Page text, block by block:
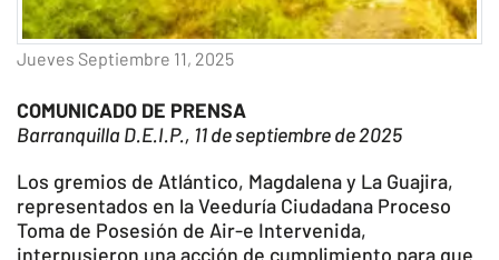
Jueves Septiembre 11, 2025
COMUNICADO DE PRENSA
Barranquilla D.E.I.P., 11 de septiembre de 2025
Los gremios de Atlántico, Magdalena y La Guajira,
representados en la Veeduría Ciudadana Proceso
Toma de Posesión de Air-e Intervenida,
interpusieron una acción de cumplimiento para que